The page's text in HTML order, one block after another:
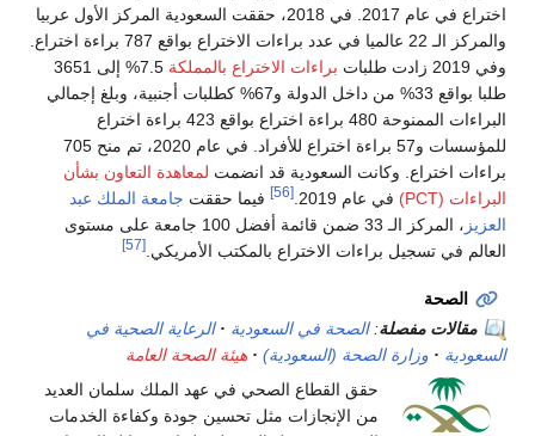
اختراع في عام 2017. في 2018، حققت السعودية المركز الأول عربيا
والمركز الـ 22 عالميا في عدد براءات الاختراع بواقع 787 براءة اختراع.
وفي 2019 زادت طلبات
براءات الاختراع بالمملكة
7.5% إلى 3651
طلبا بواقع 33% من داخل الدولة و67% كطلبات أجنبية، وبلغ إجمالي
البراءات الممنوحة 480 براءة اختراع بواقع 423 براءة اختراع
للمؤسسات و57 براءة اختراع للأفراد. في عام 2020، تم منح 705
براءات اختراع. وكانت السعودية قد انضمت لمعاهدة التعاون بشأن
البراءات (PCT)
في عام 2019. [56] فيما حققت جامعة الملك عبد
العزيز
، المركز الـ 33 ضمن قائمة أفضل 100 جامعة على مستوى
العالم في تسجيل براءات الاختراع بالمكتب الأمريكي. [57]
الصحة
مقالات مفصلة:الصحة في السعودية
الرعاية الصحية في
السعودية
وزارة الصحة (السعودية)
هيئة الصحة العامة
حقق القطاع الصحي في عهد الملك سلمان العديد
من الإنجازات مثل تحسين جودة وكفاءة الخدمات